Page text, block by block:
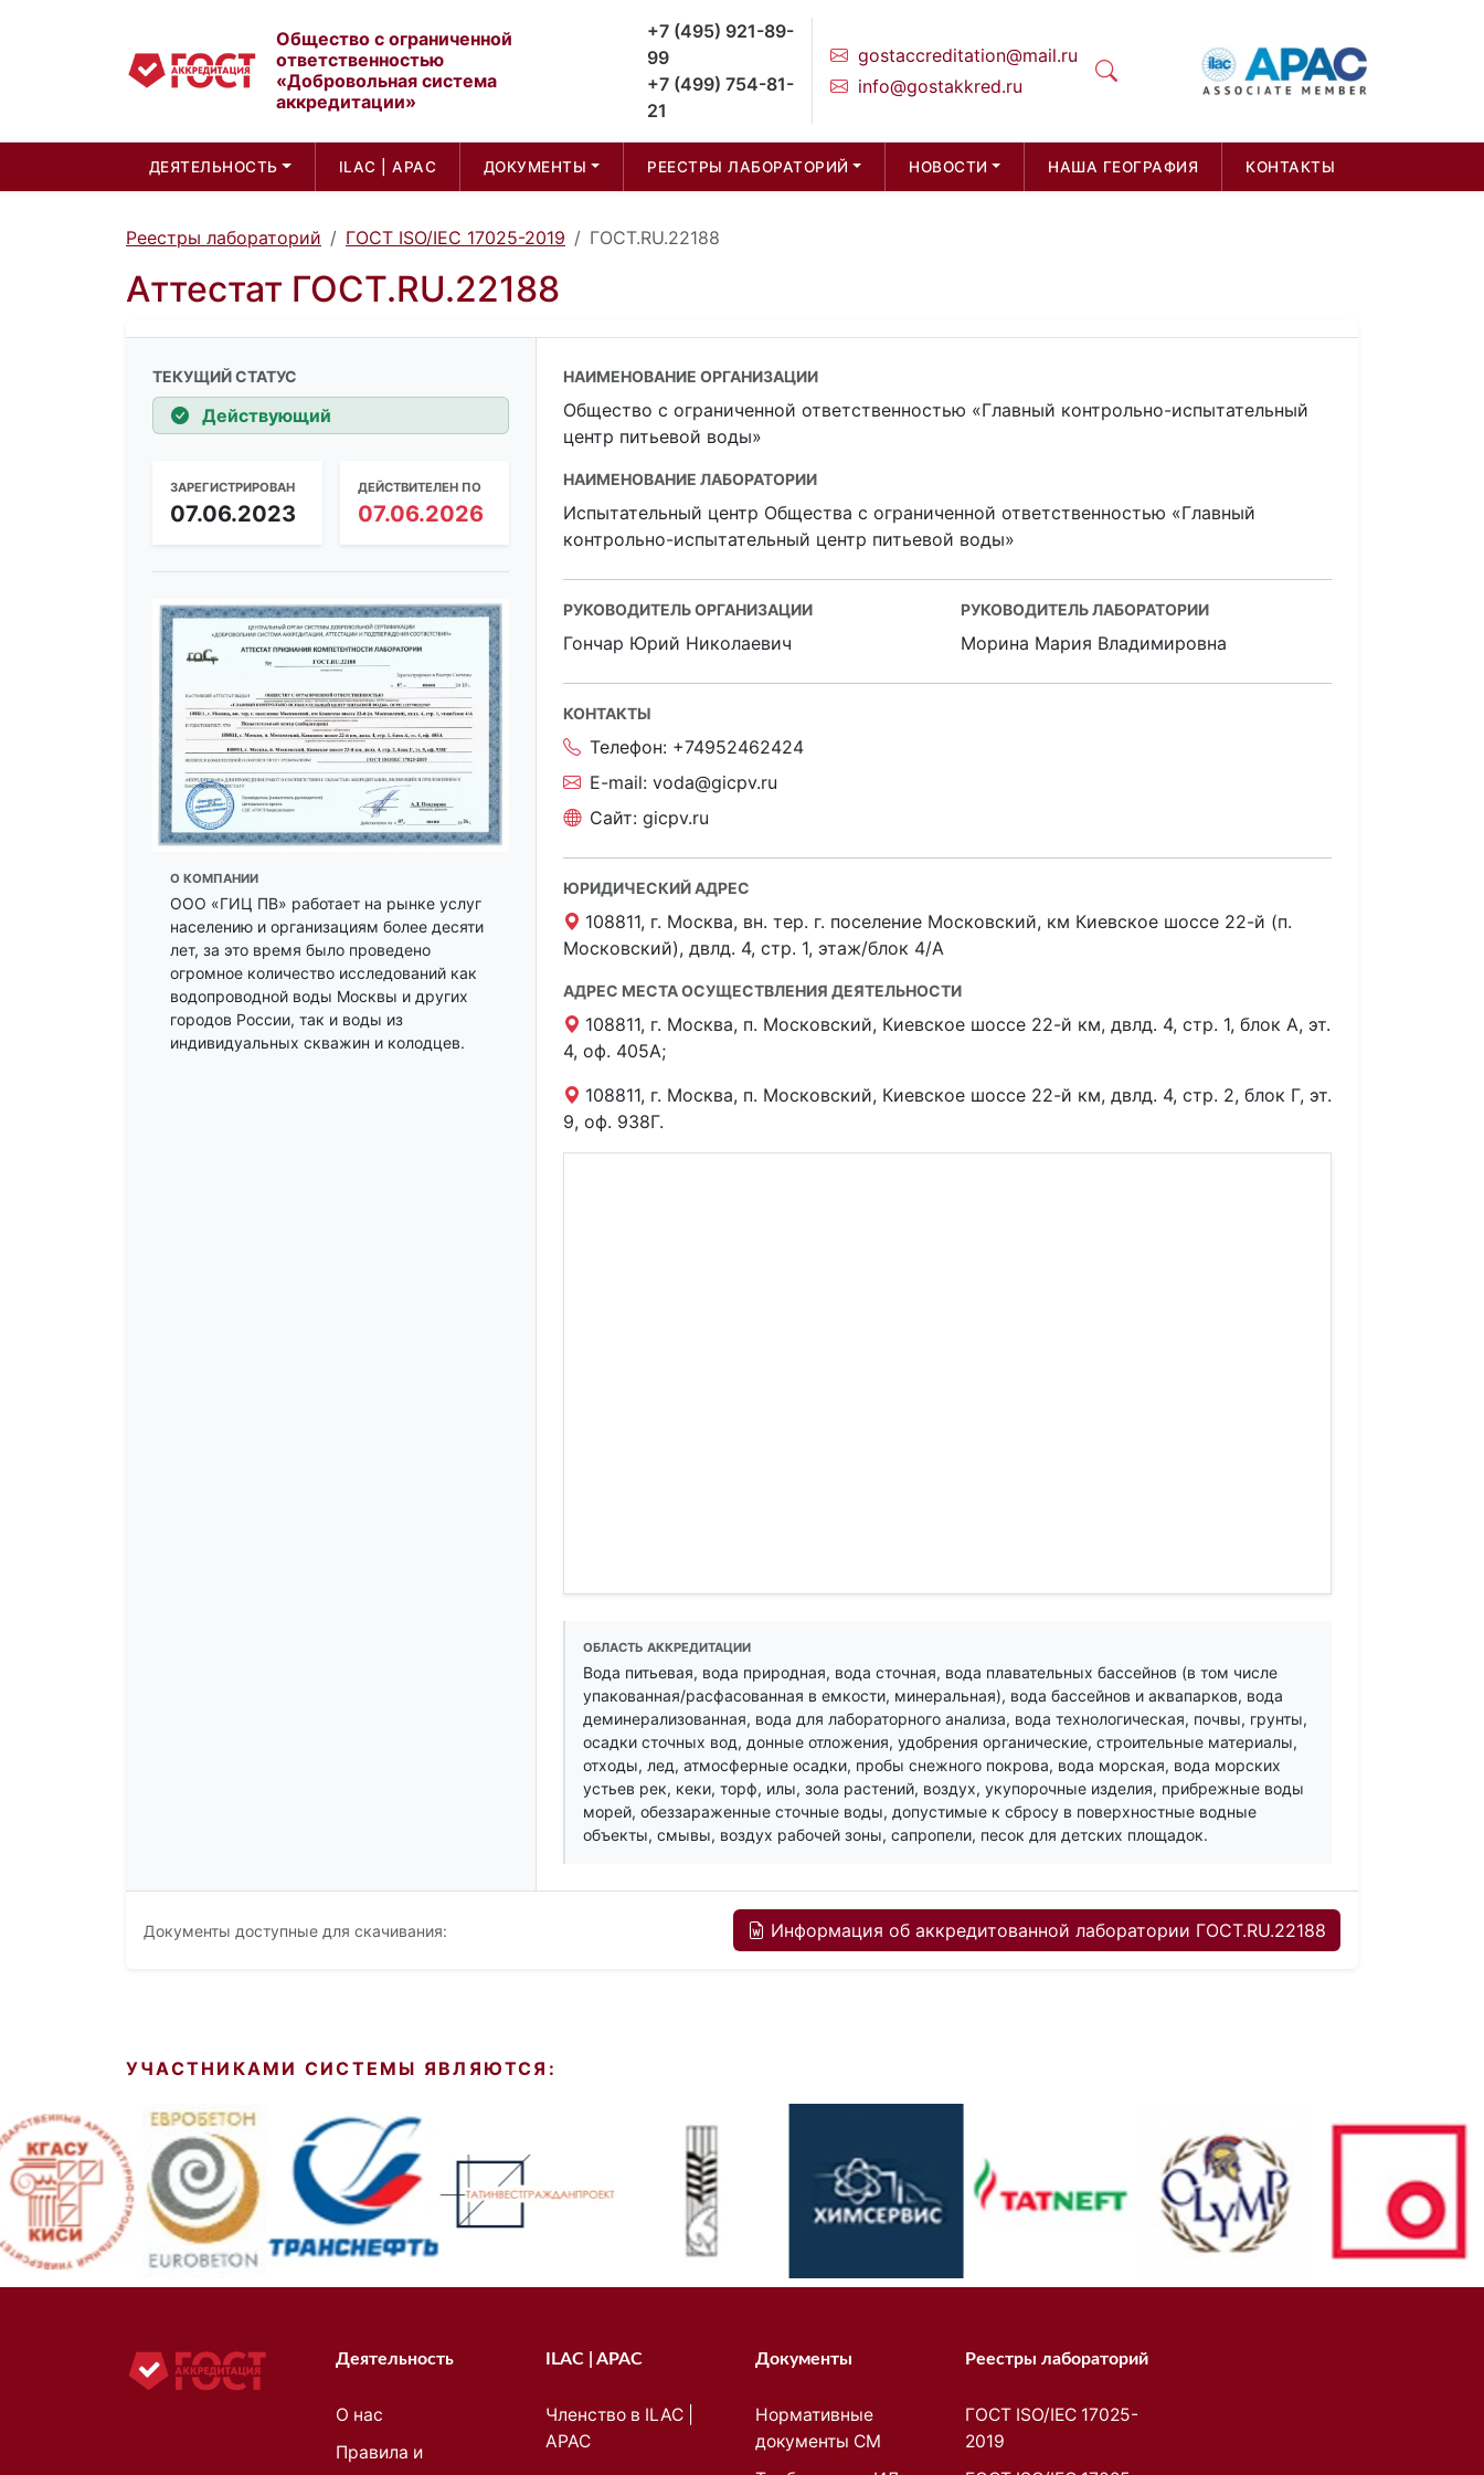
Общество с ограниченной
ответственностью
«Добровольная система
аккредитации»
+7 (495) 921-89-
99
+7 (499) 754-81-
21
gostaccreditation@mail.ru
info@gostakkred.ru
ДЕЯТЕЛЬНОСТЬ ILAC | APAC ДОКУМЕНТЫ РЕЕСТРЫ ЛАБОРАТОРИЙ НОВОСТИ НАША ГЕОГРАФИЯ КОНТАКТЫ
Реестры лабораторий ГОСТ ISO/IEC 17025-2019 ГОСТ.RU.22188
Аттестат ГОСТ.RU.22188
ТЕКУЩИЙ СТАТУС
Действующий
ЗАРЕГИСТРИРОВАН
07.06.2023
ДЕЙСТВИТЕЛЕН ПО
07.06.2026
О КОМПАНИИ
ООО «ГИЦ ПВ» работает на рынке услуг
населению и организациям более десяти
лет, за это время было проведено
огромное количество исследований как
водопроводной воды Москвы и других
городов России, так и воды из
индивидуальных скважин и колодцев.
НАИМЕНОВАНИЕ ОРГАНИЗАЦИИ
Общество с ограниченной ответственностью «Главный контрольно-испытательный
центр питьевой воды»
НАИМЕНОВАНИЕ ЛАБОРАТОРИИ
Испытательный центр Общества с ограниченной ответственностью «Главный
контрольно-испытательный центр питьевой воды»
РУКОВОДИТЕЛЬ ОРГАНИЗАЦИИ
Гончар Юрий Николаевич
РУКОВОДИТЕЛЬ ЛАБОРАТОРИИ
Морина Мария Владимировна
КОНТАКТЫ
Телефон: +74952462424
E-mail: voda@gicpv.ru
Сайт: gicpv.ru
ЮРИДИЧЕСКИЙ АДРЕС
108811, г. Москва, вн. тер. г. поселение Московский, км Киевское шоссе 22-й (п.
Московский), двлд. 4, стр. 1, этаж/блок 4/А
АДРЕС МЕСТА ОСУЩЕСТВЛЕНИЯ ДЕЯТЕЛЬНОСТИ
108811, г. Москва, п. Московский, Киевское шоссе 22-й км, двлд. 4, стр. 1, блок А, эт.
4, оф. 405А;
108811, г. Москва, п. Московский, Киевское шоссе 22-й км, двлд. 4, стр. 2, блок Г, эт.
9, оф. 938Г.
ОБЛАСТЬ АККРЕДИТАЦИИ
Вода питьевая, вода природная, вода сточная, вода плавательных бассейнов (в том числе
упакованная/расфасованная в емкости, минеральная), вода бассейнов и аквапарков, вода
деминерализованная, вода для лабораторного анализа, вода технологическая, почвы, грунты,
осадки сточных вод, донные отложения, удобрения органические, строительные материалы,
отходы, лед, атмосферные осадки, пробы снежного покрова, вода морская, вода морских
устьев рек, кеки, торф, илы, зола растений, воздух, укупорочные изделия, прибрежные воды
морей, обеззараженные сточные воды, допустимые к сбросу в поверхностные водные
объекты, смывы, воздух рабочей зоны, сапропели, песок для детских площадок.
Документы доступные для скачивания: Информация об аккредитованной лаборатории ГОСТ.RU.22188
УЧАСТНИКАМИ СИСТЕМЫ ЯВЛЯЮТСЯ:
Деятельность
О нас
Правила и
ILAC | APAC
Членство в ILAC |
APAC
Документы
Нормативные
документы СМ
Реестры лабораторий
ГОСТ ISO/IEC 17025-
2019